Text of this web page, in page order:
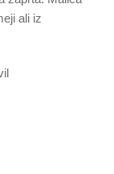
ali iz